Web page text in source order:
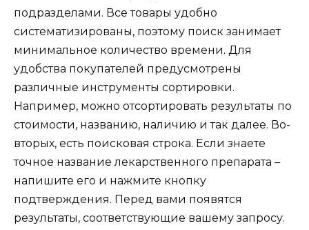
подразделами. Все товары удобно
систематизированы, поэтому поиск занимает
минимальное количество времени. Для
удобства покупателей предусмотрены
различные инструменты сортировки.
Например, можно отсортировать результаты по
стоимости, названию, наличию и так далее. Во-
вторых, есть поисковая строка. Если знаете
точное название лекарственного препарата –
напишите его и нажмите кнопку
подтверждения. Перед вами появятся
результаты, соответствующие вашему запросу.